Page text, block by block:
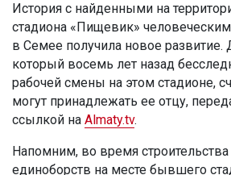
История с найденными на
стадиона «Пищевик»
в Семее получила новое
который восемь лет назад
рабочей смены на этом стадионе,
могут принадлежать ее отцу,
ссылкой на Almaty.tv.
Напомним, во время
единоборств на месте бывшего